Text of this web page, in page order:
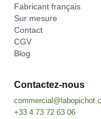
Fabricant français
Sur mesure
Contact
CGV
Blog
Contactez-nous